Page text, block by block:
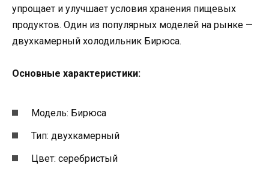
упрощает и улучшает условия хранения пищевых
продуктов. Один из популярных моделей на рынке —
двухкамерный холодильник Бирюса.
Основные характеристики:
Модель: Бирюса
Тип: двухкамерный
Цвет: серебристый